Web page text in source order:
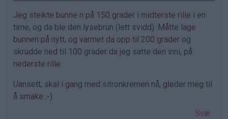
Jeg steikte bunne n på 150 grader i midterste rille i en
time, og da ble den lysebrun (lett svidd). Måtte lage
bunnen på nytt, og varmet da opp til 200 grader og
skrudde ned til 100 grader da jeg satte den inni, på
nederste rille.
Uansett, skal i gang med sitronkremen nå, gleder meg til
å smake :-)
Svar